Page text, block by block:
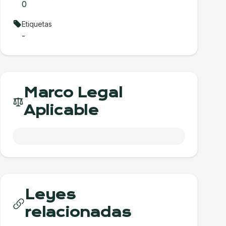
0
Etiquetas
-
Marco Legal
Aplicable
Leyes
relacionadas